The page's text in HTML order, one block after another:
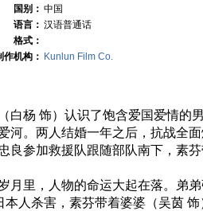
国别： 中国
语言： 汉语普通话
格式：
作机构： Kunlun Film Co.
白杨 饰）认识了饱含爱国爱情的
河。两人结婚一年之后，抗战全
良参加救援队跟随部队南下，素
里，人物的命运大起在落。弟弟
本人杀害，素芬带着婆婆（吴茵